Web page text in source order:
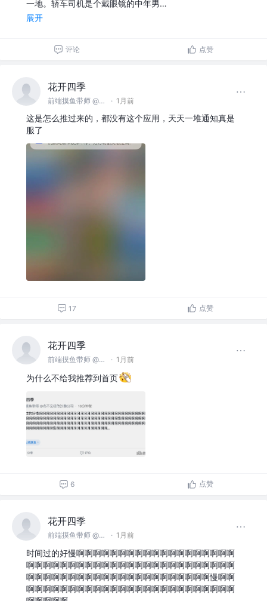
一地。轿车司机是个戴眼镜的中年男…
展开
评论 点赞
花开四季
前端摸鱼带师 @名不见经传沙雕公司 · 1月前
这是怎么推过来的，都没有这个应用，天天一堆通知真是
服了
17 点赞
花开四季
前端摸鱼带师 @名不见经传沙雕公司 · 1月前
为什么不给我推荐到首页
6 点赞
花开四季
前端摸鱼带师 @名不见经传沙雕公司 · 1月前
时间过的好慢啊啊啊啊啊啊啊啊啊啊啊啊啊啊啊啊啊啊啊
啊啊啊啊啊啊啊啊啊啊啊啊啊啊啊啊啊啊啊啊啊啊啊啊啊
啊啊啊啊啊啊啊啊啊啊啊啊啊啊啊啊啊啊啊啊啊啊慢啊啊
啊啊啊啊啊啊啊啊啊啊啊啊啊啊啊啊啊啊啊啊啊啊啊啊啊